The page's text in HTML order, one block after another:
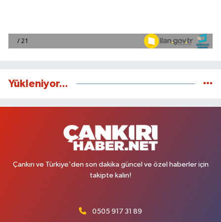
Yükleniyor...
Çankırı ve Türkiye'den son dakika güncel ve özel haberler için
takipte kalın!
0505 917 31 89